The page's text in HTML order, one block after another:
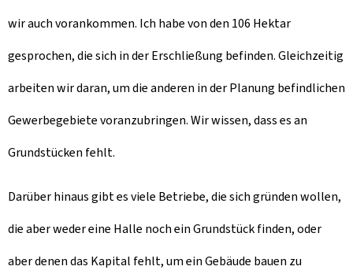
wir auch vorankommen. Ich habe von den 106 Hektar
gesprochen, die sich in der Erschließung befinden. Gleichzeitig
arbeiten wir daran, um die anderen in der Planung befindlichen
Gewerbegebiete voranzubringen. Wir wissen, dass es an
Grundstücken fehlt.
Darüber hinaus gibt es viele Betriebe, die sich gründen wollen,
die aber weder eine Halle noch ein Grundstück finden, oder
aber denen das Kapital fehlt, um ein Gebäude bauen zu